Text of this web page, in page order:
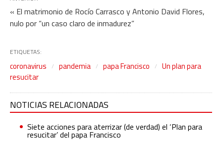
« El matrimonio de Rocío Carrasco y Antonio David Flores,
nulo por “un caso claro de inmadurez”
ETIQUETAS:
coronavirus pandemia papa Francisco
Un plan para
resucitar
NOTICIAS RELACIONADAS
Siete acciones para aterrizar (de verdad) el ‘Plan para
resucitar’ del papa Francisco